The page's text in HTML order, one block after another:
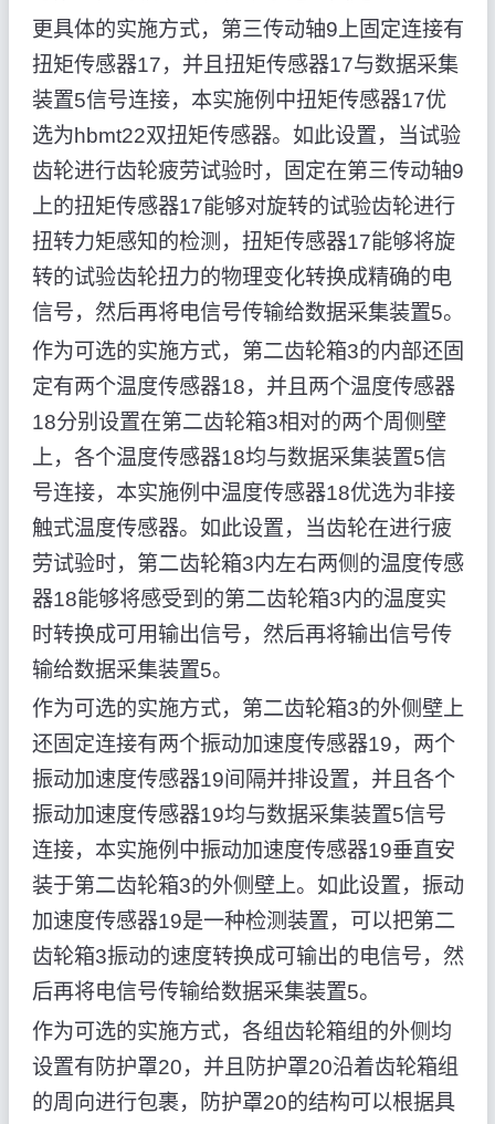
更具体的实施方式，第三传动轴9上固定连接有
扭矩传感器17，并且扭矩传感器17与数据采集
装置5信号连接，本实施例中扭矩传感器17优
选为hbmt22双扭矩传感器。如此设置，当试验
齿轮进行齿轮疲劳试验时，固定在第三传动轴9
上的扭矩传感器17能够对旋转的试验齿轮进行
扭转力矩感知的检测，扭矩传感器17能够将旋
转的试验齿轮扭力的物理变化转换成精确的电
信号，然后再将电信号传输给数据采集装置5。
作为可选的实施方式，第二齿轮箱3的内部还固
定有两个温度传感器18，并且两个温度传感器
18分别设置在第二齿轮箱3相对的两个周侧壁
上，各个温度传感器18均与数据采集装置5信
号连接，本实施例中温度传感器18优选为非接
触式温度传感器。如此设置，当齿轮在进行疲
劳试验时，第二齿轮箱3内左右两侧的温度传感
器18能够将感受到的第二齿轮箱3内的温度实
时转换成可用输出信号，然后再将输出信号传
输给数据采集装置5。
作为可选的实施方式，第二齿轮箱3的外侧壁上
还固定连接有两个振动加速度传感器19，两个
振动加速度传感器19间隔并排设置，并且各个
振动加速度传感器19均与数据采集装置5信号
连接，本实施例中振动加速度传感器19垂直安
装于第二齿轮箱3的外侧壁上。如此设置，振动
加速度传感器19是一种检测装置，可以把第二
齿轮箱3振动的速度转换成可输出的电信号，然
后再将电信号传输给数据采集装置5。
作为可选的实施方式，各组齿轮箱组的外侧均
设置有防护罩20，并且防护罩20沿着齿轮箱组
的周向进行包裹，防护罩20的结构可以根据具